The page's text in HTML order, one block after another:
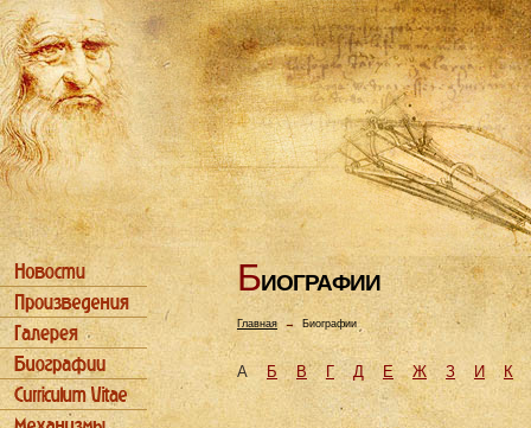
БИОГРАФИИ
Главная→ Биографии
АБ В Г Д Е Ж З И К